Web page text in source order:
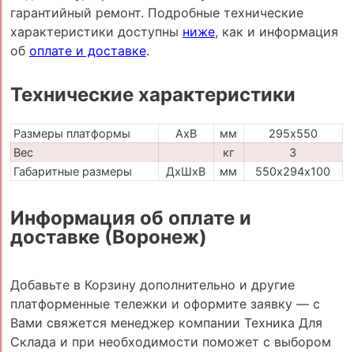
гарантийный ремонт. Подробные технические
характеристики доступны ниже, как и информация
об оплате и доставке.
Технические характеристики
Размеры платформы AxB мм
295х550
Вес
кг
3
Габаритные размеры
ДхШхВ мм 550х294х100
Информация об оплате и
доставке (Воронеж)
Добавьте в Корзину дополнительно и другие
платформенные тележки и оформите заявку — с
Вами свяжется менеджер компании Техника Для
Склада и при необходимости поможет с выбором